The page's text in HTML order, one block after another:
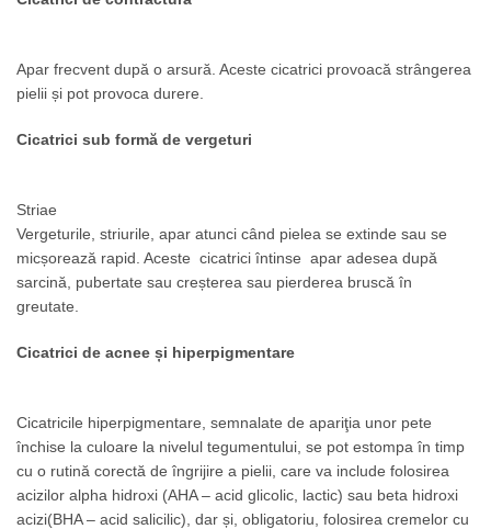
Apar frecvent după o arsură. Aceste cicatrici provoacă strângerea
pielii și pot provoca durere.
Cicatrici sub formă de vergeturi
Striae
Vergeturile, striurile, apar atunci când pielea se extinde sau se
micșorează rapid. Aceste cicatrici întinse apar adesea după
sarcină, pubertate sau creșterea sau pierderea bruscă în
greutate.
Cicatrici de acnee și hiperpigmentare
Cicatricile hiperpigmentare, semnalate de apariţia unor pete
închise la culoare la nivelul tegumentului, se pot estompa în timp
cu o rutină corectă de îngrijire a pielii, care va include folosirea
acizilor alpha hidroxi (AHA – acid glicolic, lactic) sau beta hidroxi
acizi(BHA – acid salicilic), dar și, obligatoriu, folosirea cremelor cu